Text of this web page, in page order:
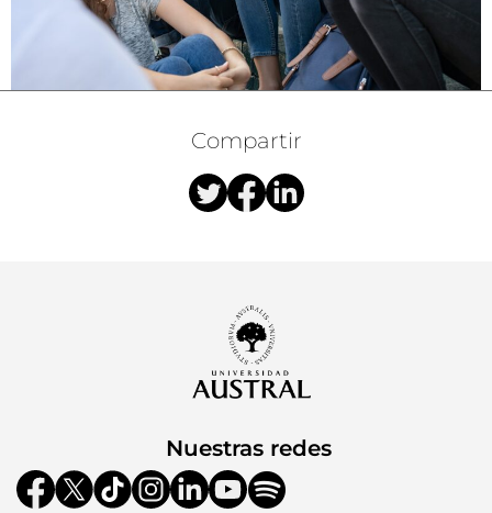
Compartir
Nuestras redes